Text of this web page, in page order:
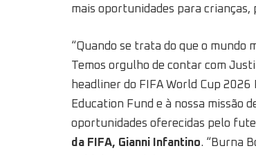
mais oportunidades para crianças,
“Quando se trata do que o mundo
Temos orgulho de contar com
headliner do FIFA World Cup
Education Fund e à nossa missão
oportunidades oferecidas pelo
da FIFA, Gianni Infantino. “Burna